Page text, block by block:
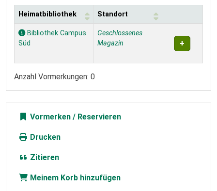
Exemplare
Heimatbibliothek Standort
Bibliothek Campus
Süd
Geschlossenes
Magazin
Anzahl Vormerkungen: 0
Vormerken
Drucken
Zitieren
Meinem Korb hinzufügen